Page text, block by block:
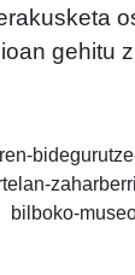
gehitu